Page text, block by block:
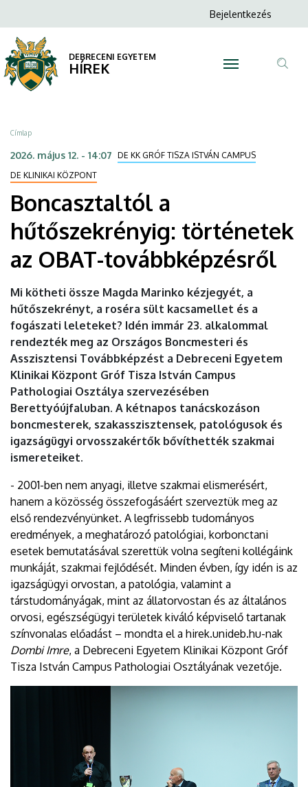
hűtőszekrényig:
történetek
az
OBAT-
továbbképzésről
DEBRECENI
EGYETEM
a
tartalomra
Anonim
menüje
Bejelentkezés
DEBRECENI EGYETEM
HÍREK
Morzsa
Címlap
2026. május 12. - 14:07 DE KK GRÓF TISZA ISTVÁN CAMPUS
DE KLINIKAI KÖZPONT
Boncasztaltól a
hűtőszekrényig: történetek
az OBAT-továbbképzésről
Mi kötheti össze Magda Marinko kézjegyét, a
hűtőszekrényt, a roséra sült kacsamellet és a
fogászati leleteket? Idén immár 23. alkalommal
rendezték meg az Országos Boncmesteri és
Asszisztensi Továbbképzést a Debreceni Egyetem
Klinikai Központ Gróf Tisza István Campus
Pathologiai Osztálya szervezésében
Berettyóújfaluban. A kétnapos tanácskozáson
boncmesterek, szakasszisztensek, patológusok és
igazságügyi orvosszakértők bővíthették szakmai
ismereteiket.
- 2001-ben nem anyagi, illetve szakmai elismerésért,
hanem a közösség összefogásáért szerveztük meg az
első rendezvényünket. A legfrissebb tudományos
eredmények, a meghatározó patológiai, korbonctani
esetek bemutatásával szerettük volna segíteni kollégáink
munkáját, szakmai fejlődését. Minden évben, így idén is az
igazságügyi orvostan, a patológia, valamint a
társtudományágak, mint az állatorvostan és az általános
orvosi, egészségügyi területek kiváló képviselő tartanak
színvonalas előadást – mondta el a hirek.unideb.hu-nak
Dombi Imre, a Debreceni Egyetem Klinikai Központ Gróf
Tisza István Campus Pathologiai Osztályának vezetője.